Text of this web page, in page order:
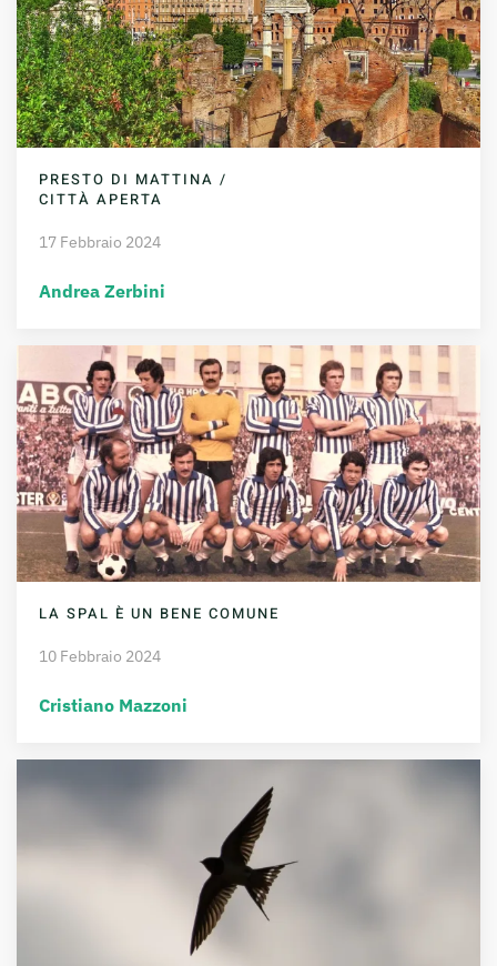
PRESTO DI MATTINA /
CITTÀ APERTA
17 Febbraio 2024
Andrea Zerbini
LA SPAL È UN BENE COMUNE
10 Febbraio 2024
Cristiano Mazzoni